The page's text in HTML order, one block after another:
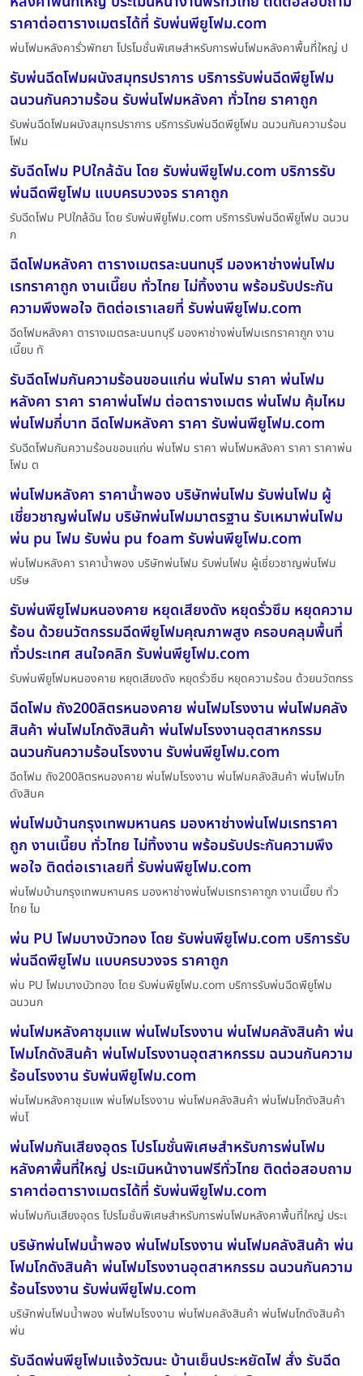
ราคาต่อตารางเมตรได้ที่ รับพ่นพียูโฟม.com
พ่นโฟมหลังคารั่วพัทยา โปรโมชั่นพิเศษสำหรับการพ่นโฟมหลังคาพื้นที่ใหญ่ ป
รับพ่นฉีดโฟมผนังสมุทรปราการ บริการรับพ่นฉีดพียูโฟม
ฉนวนกันความร้อน รับพ่นโฟมหลังคา ทั่วไทย ราคาถูก
รับพ่นฉีดโฟมผนังสมุทรปราการ บริการรับพ่นฉีดพียูโฟม ฉนวนกันความร้อน
โฟม
รับฉีดโฟม PUใกล้ฉัน โดย รับพ่นพียูโฟม.com บริการรับ
พ่นฉีดพียูโฟม แบบครบวงจร ราคาถูก
รับฉีดโฟม PUใกล้ฉัน โดย รับพ่นพียูโฟม.com บริการรับพ่นฉีดพียูโฟม ฉนวน
ก
ฉีดโฟมหลังคา ตารางเมตรละนนทบุรี มองหาช่างพ่นโฟม
เรทราคาถูก งานเนี๊ยบ ทั่วไทย ไม่ทิ้งงาน พร้อมรับประกัน
ความพึงพอใจ ติดต่อเราเลยที่ รับพ่นพียูโฟม.com
ฉีดโฟมหลังคา ตารางเมตรละนนทบุรี มองหาช่างพ่นโฟมเรทราคาถูก งาน
เนี๊ยบ ทั
รับฉีดโฟมกันความร้อนขอนแก่น พ่นโฟม ราคา พ่นโฟม
หลังคา ราคา ราคาพ่นโฟม ต่อตารางเมตร พ่นโฟม คุ้มไหม
พ่นโฟมกี่บาท ฉีดโฟมหลังคา ราคา รับพ่นพียูโฟม.com
รับฉีดโฟมกันความร้อนขอนแก่น พ่นโฟม ราคา พ่นโฟมหลังคา ราคา ราคาพ่น
โฟม ต
พ่นโฟมหลังคา ราคาน้ำพอง บริษัทพ่นโฟม รับพ่นโฟม ผู้
เชี่ยวชาญพ่นโฟม บริษัทพ่นโฟมมาตรฐาน รับเหมาพ่นโฟม
พ่น pu โฟม รับพ่น pu foam รับพ่นพียูโฟม.com
พ่นโฟมหลังคา ราคาน้ำพอง บริษัทพ่นโฟม รับพ่นโฟม ผู้เชี่ยวชาญพ่นโฟม
บริษ
รับพ่นพียูโฟมหนองคาย หยุดเสียงดัง หยุดรั่วซึม หยุดความ
ร้อน ด้วยนวัตกรรมฉีดพียูโฟมคุณภาพสูง ครอบคลุมพื้นที่
ทั่วประเทศ สนใจคลิก รับพ่นพียูโฟม.com
รับพ่นพียูโฟมหนองคาย หยุดเสียงดัง หยุดรั่วซึม หยุดความร้อน ด้วยนวัตกรร
ฉีดโฟม ถัง200ลิตรหนองคาย พ่นโฟมโรงงาน พ่นโฟมคลัง
สินค้า พ่นโฟมโกดังสินค้า พ่นโฟมโรงงานอุตสาหกรรม
ฉนวนกันความร้อนโรงงาน รับพ่นพียูโฟม.com
ฉีดโฟม ถัง200ลิตรหนองคาย พ่นโฟมโรงงาน พ่นโฟมคลังสินค้า พ่นโฟมโก
ดังสินค
พ่นโฟมบ้านกรุงเทพมหานคร มองหาช่างพ่นโฟมเรทราคา
ถูก งานเนี๊ยบ ทั่วไทย ไม่ทิ้งงาน พร้อมรับประกันความพึง
พอใจ ติดต่อเราเลยที่ รับพ่นพียูโฟม.com
พ่นโฟมบ้านกรุงเทพมหานคร มองหาช่างพ่นโฟมเรทราคาถูก งานเนี๊ยบ ทั่ว
ไทย ไม
พ่น PU โฟมบางบัวทอง โดย รับพ่นพียูโฟม.com บริการรับ
พ่นฉีดพียูโฟม แบบครบวงจร ราคาถูก
พ่น PU โฟมบางบัวทอง โดย รับพ่นพียูโฟม.com บริการรับพ่นฉีดพียูโฟม
ฉนวนก
พ่นโฟมหลังคาชุมแพ พ่นโฟมโรงงาน พ่นโฟมคลังสินค้า พ่น
โฟมโกดังสินค้า พ่นโฟมโรงงานอุตสาหกรรม ฉนวนกันความ
ร้อนโรงงาน รับพ่นพียูโฟม.com
พ่นโฟมหลังคาชุมแพ พ่นโฟมโรงงาน พ่นโฟมคลังสินค้า พ่นโฟมโกดังสินค้า
พ่นโ
พ่นโฟมกันเสียงอุดร โปรโมชั่นพิเศษสำหรับการพ่นโฟม
หลังคาพื้นที่ใหญ่ ประเมินหน้างานฟรีทั่วไทย ติดต่อสอบถาม
ราคาต่อตารางเมตรได้ที่ รับพ่นพียูโฟม.com
พ่นโฟมกันเสียงอุดร โปรโมชั่นพิเศษสำหรับการพ่นโฟมหลังคาพื้นที่ใหญ่ ประเ
บริษัทพ่นโฟมน้ำพอง พ่นโฟมโรงงาน พ่นโฟมคลังสินค้า พ่น
โฟมโกดังสินค้า พ่นโฟมโรงงานอุตสาหกรรม ฉนวนกันความ
ร้อนโรงงาน รับพ่นพียูโฟม.com
บริษัทพ่นโฟมน้ำพอง พ่นโฟมโรงงาน พ่นโฟมคลังสินค้า พ่นโฟมโกดังสินค้า
พ่น
รับฉีดพ่นพียูโฟมแจ้งวัฒนะ บ้านเย็นประหยัดไฟ สั่ง รับฉีด